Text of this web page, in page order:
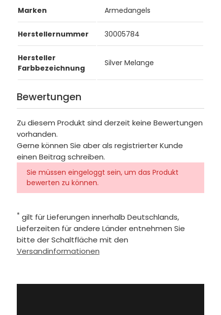
Marken Armedangels
Herstellernummer 30005784
Hersteller
Farbbezeichnung
Silver Melange
Bewertungen
Zu diesem Produkt sind derzeit keine Bewertungen
vorhanden.
Gerne können Sie aber als registrierter Kunde
einen Beitrag schreiben.
Sie müssen eingeloggt sein, um das Produkt
bewerten zu können.
* gilt für Lieferungen innerhalb Deutschlands,
Lieferzeiten für andere Länder entnehmen Sie
bitte der Schaltfläche mit den
Versandinformationen